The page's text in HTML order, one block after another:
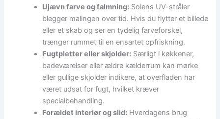
Ujævn farve og falmning: Solens UV-stråler
blegger malingen over tid. Hvis du flytter et billede
eller et skab og ser en tydelig farveforskel,
trænger rummet til en ensartet opfriskning.
Fugtpletter eller skjolder: Særligt i køkkener,
badeværelser eller ældre kælderrum kan mørke
eller gullige skjolder indikere, at overfladen har
været udsat for fugt, hvilket kræver
specialbehandling.
Forældet interiør og slid: Hverdagens brug